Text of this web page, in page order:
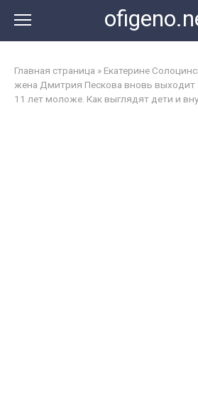
контенту
Главная страница » Екатерине
жена Дмитрия Пескова вновь выходит
11 лет моложе. Как выглядят дети и